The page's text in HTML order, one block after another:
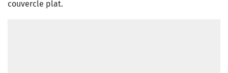
couvercle plat.